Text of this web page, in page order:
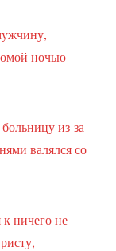
ночью
из-за
валялся со
ничего не